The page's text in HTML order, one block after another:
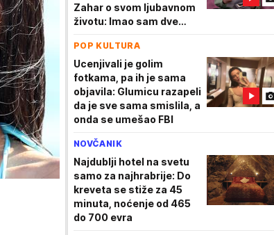
Zahar o svom ljubavnom
životu: Imao sam dve
POP KULTURA
Ucenjivali je golim
fotkama, pa ih je sama
objavila: Glumicu razapeli
da je sve sama smislila, a
onda se umešao FBI
NOVČANIK
Najdublji hotel na svetu
samo za najhrabrije: Do
kreveta se stiže za 45
minuta, noćenje od 465
do 700 evra